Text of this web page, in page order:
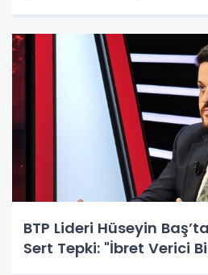
BTP Lideri Hüseyin
Sert Tepki: "İbret Verici